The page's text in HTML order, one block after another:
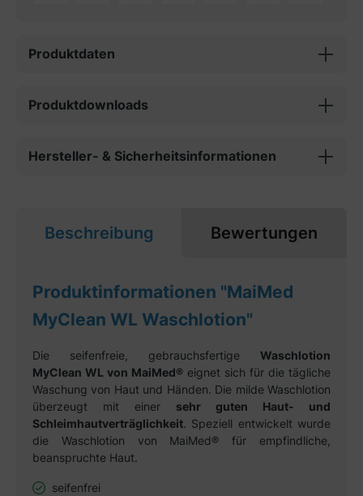
Produktdaten
Produktdownloads
Hersteller- & Sicherheitsinformationen
Beschreibung Bewertungen
Produktinformationen "MaiMed
MyClean WL Waschlotion"
Die seifenfreie, gebrauchsfertige Waschlotion
MyClean WL von MaiMed® eignet sich für die tägliche
Waschung von Haut und Händen. Die milde Waschlotion
überzeugt mit einer sehr guten Haut- und
Schleimhautverträglichkeit. Speziell entwickelt wurde
die Waschlotion von MaiMed® für empfindliche,
beanspruchte Haut.
seifenfrei